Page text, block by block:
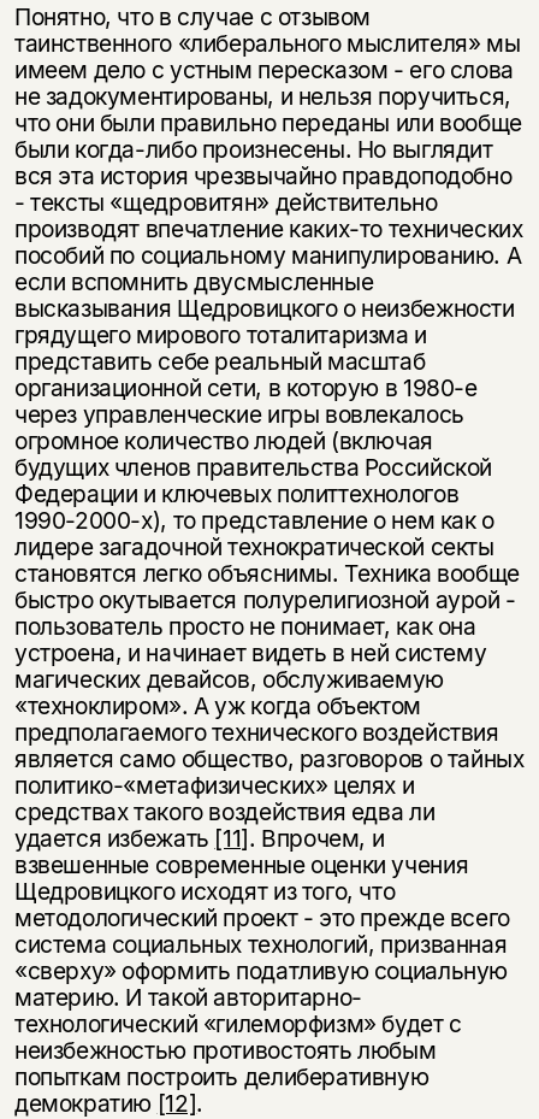
Понятно, что в случае с отзывом
таинственного «либерального мыслителя» мы
имеем дело с устным пересказом - его слова
не задокументированы, и нельзя поручиться,
что они были правильно переданы или вообще
были когда-либо произнесены. Но выглядит
вся эта история чрезвычайно правдоподобно
- тексты «щедровитян» действительно
производят впечатление каких-то технических
пособий по социальному манипулированию. А
если вспомнить двусмысленные
высказывания Щедровицкого о неизбежности
грядущего мирового тоталитаризма и
представить себе реальный масштаб
организационной сети, в которую в 1980-е
через управленческие игры вовлекалось
огромное количество людей (включая
будущих членов правительства Российской
Федерации и ключевых политтехнологов
1990-2000-х), то представление о нем как о
лидере загадочной технократической секты
становятся легко объяснимы. Техника вообще
быстро окутывается полурелигиозной аурой -
пользователь просто не понимает, как она
устроена, и начинает видеть в ней систему
магических девайсов, обслуживаемую
«техноклиром». А уж когда объектом
предполагаемого технического воздействия
является само общество, разговоров о тайных
политико-«метафизических» целях и
средствах такого воздействия едва ли
удается избежать [11]. Впрочем, и
взвешенные современные оценки учения
Щедровицкого исходят из того, что
методологический проект - это прежде всего
система социальных технологий, призванная
«сверху» оформить податливую социальную
материю. И такой авторитарно-
технологический «гилеморфизм» будет с
неизбежностью противостоять любым
попыткам построить делиберативную
демократию [12].